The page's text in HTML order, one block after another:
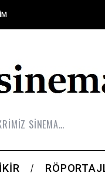
SİNEMA…